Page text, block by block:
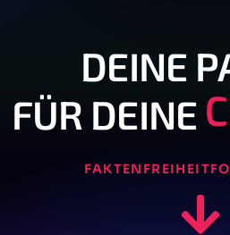
DEINE
FÜR DEINE C
FAKTEN FREIHEIT